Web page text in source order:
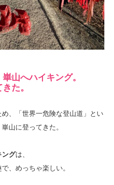
山へハイキング。
た。
、「世界一危険な登山道」とい
山に登ってきた。
ングは、
、めっちゃ楽しい。